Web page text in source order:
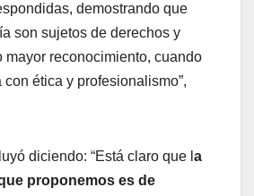
demostrando que
son sujetos de derechos y
mayor reconocimiento, cuando
ética y profesionalismo”,
diciendo: “Está claro que l a
proponemos es de